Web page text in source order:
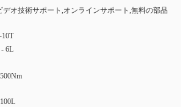
デオ技術サポート,オンラインサポート,無料の部品
10T
- 6L